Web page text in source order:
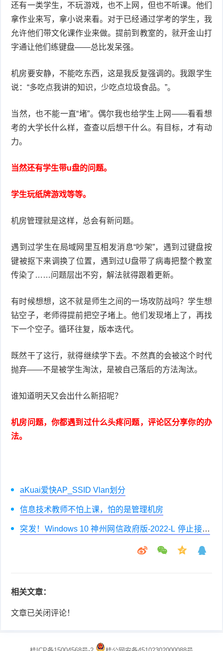
还有一类学生，不玩游戏，也不上网，但也不听课。他们
拿作业来写，拿小说来看。对于已经通过学考的学生，我
允许他们带文化课作业来做。提前到教室的，就开金山打
字通让他们练键盘——总比发呆强。
机房要安静，不能吃东西，这是我反复强调的。我跟学生
说：“多吃点我讲的知识，少吃点垃圾食品。”。
当然，也不能一直“堵”。偶尔我也给学生上网——看看想
考的大学长什么样，查查以后想干什么。有目标，才有动
力。
当然还有学生带u盘的问题。
学生玩纸牌游戏等等。
机房管理就是这样，总会有新问题。
遇到过学生在局域网里互相发消息“吵架”，遇到过键盘按
键被抠下来调换了位置，遇到过U盘带了病毒把整个教室
传染了……问题层出不穷，解法就得跟着更新。
有时候想想，这不就是师生之间的一场攻防战吗？学生想
钻空子，老师得提前把空子堵上。他们发现堵上了，再找
下一个空子。循环往复，版本迭代。
既然干了这行，就得继续学下去。不然真的会被这个时代
抛弃——不是被学生淘汰，是被自己落后的方法淘汰。
谁知道明天又会出什么新招呢？
机房问题，你都遇到过什么头疼问题，评论区分享你的办
法。
aKuai爱快AP_SSID Vlan划分
信息技术教师不怕上课，怕的是管理机房
突发！Windows 10 神州网信政府版-2022-L 停止接受
相关文章：
文章已关闭评论！